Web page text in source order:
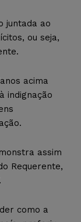
juntada ao
ou seja,
acima
indignação
assim
Requerente,
como a